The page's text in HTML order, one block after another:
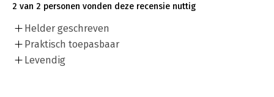
2 van 2 personen vonden deze recensie nuttig
Helder geschreven
Praktisch toepasbaar
Levendig